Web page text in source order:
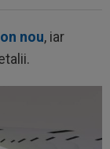
nou, iar